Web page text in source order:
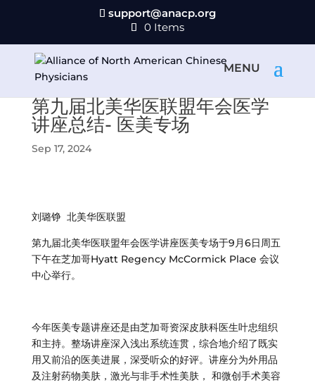
support@anacp.org
0 Items
第九届北美华医联盟年会医学
讲座总结- 医美专场
Sep 17, 2024
刘璐铮 北美华医联盟
第九届北美华医联盟年会医学讲座医美专场于9月6日周五
下午在芝加哥Hyatt Regency McCormick Place 会议
中心举行。
今年医美专题讲座还是由芝加哥资深皮肤科医生叶忠组织
和主持。整场讲座深入浅出系统连贯，综合地介绍了既实
用又前沿的医美进展，深受听众的好评。讲座分为外用品
及注射药物美肤，激光与非手术性美肤， 和微创手术美容